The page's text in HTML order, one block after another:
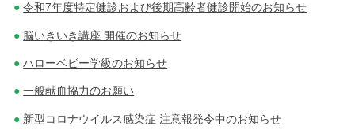
令和7年度特定健診および後期高齢者健診開始のお知らせ
脳いきいき講座 開催のお知らせ
ハローベビー学級のお知らせ
一般献血協力のお願い
新型コロナウイルス感染症 注意報発令中のお知らせ